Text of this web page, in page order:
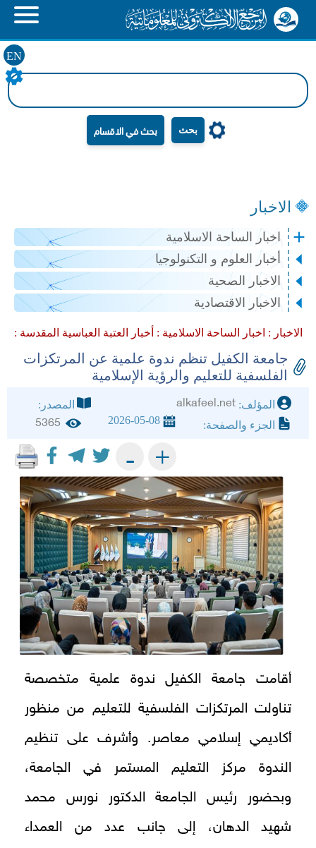
EN
بحث
الاخبار
اخبار الساحة الاسلامية
أخبار العلوم و التكنولوجيا
الاخبار الصحية
الاخبار الاقتصادية
الاخبار : اخبار الساحة الاسلامية : أخبار العتبة العباسية المقدسة :
جامعة الكفيل تنظم ندوة علمية عن المرتكزات
الفلسفية للتعليم والرؤية الإسلامية
المؤلف: alkafeel.net
المصدر:
الجزء والصفحة:
2026-05-08
5365
+
-
أقامت جامعة الكفيل ندوة علمية متخصصة
تناولت المرتكزات الفلسفية للتعليم من منظور
أكاديمي إسلامي معاصر. وأشرف على تنظيم
الندوة مركز التعليم المستمر في الجامعة،
وبحضور رئيس الجامعة الدكتور نورس محمد
شهيد الدهان، إلى جانب عدد من العمداء